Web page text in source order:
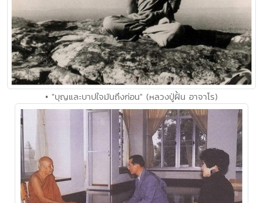
• "บุญและบาปใจมันถึงก่อน" (หลวงปู่ฝั้น อาจาโร)